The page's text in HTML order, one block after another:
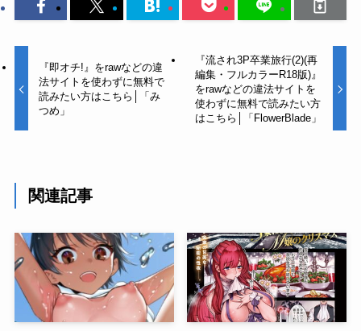
『即オチ!』をrawなどの違
法サイトを使わずに無料で
読みたい方はこちら│「み
つめ」
『流され3P卒業旅行(2)(再
編集・フルカラーR18版)』
をrawなどの違法サイトを
使わずに無料で読みたい方
はこちら│「FlowerBlade」
関連記事